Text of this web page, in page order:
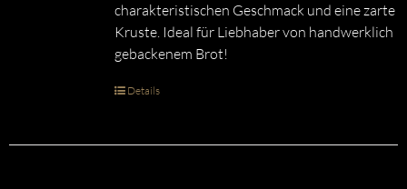
charakteristischen Geschmack und eine zarte
Kruste. Ideal für Liebhaber von handwerklich
gebackenem Brot!
Details